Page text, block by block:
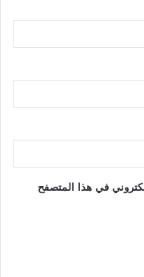
في هذا المتصفح